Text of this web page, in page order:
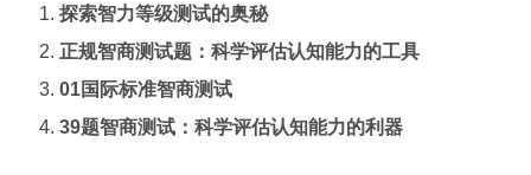
探索智力等级测试的奥秘
正规智商测试题：科学评估认知能力的工具
01国际标准智商测试
39题智商测试：科学评估认知能力的利器